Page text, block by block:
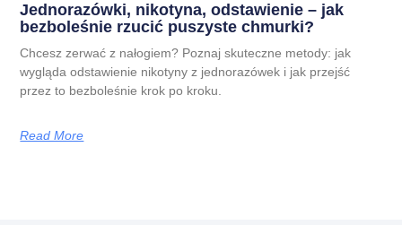
Jednorazówki, nikotyna, odstawienie – jak
bezboleśnie rzucić puszyste chmurki?
Chcesz zerwać z nałogiem? Poznaj skuteczne metody: jak
wygląda odstawienie nikotyny z jednorazówek i jak przejść
przez to bezboleśnie krok po kroku.
Read More